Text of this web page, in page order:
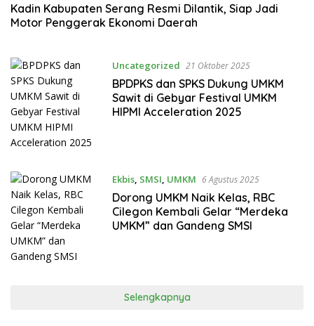
Kadin Kabupaten Serang Resmi Dilantik, Siap Jadi
Motor Penggerak Ekonomi Daerah
Uncategorized 21 Oktober 2025
BPDPKS dan SPKS Dukung UMKM
Sawit di Gebyar Festival UMKM
HIPMI Acceleration 2025
Ekbis, SMSI UMKM 6 Agustus 2025
Dorong UMKM Naik Kelas, RBC
Cilegon Kembali Gelar “Merdeka
UMKM” dan Gandeng SMSI
Selengkapnya